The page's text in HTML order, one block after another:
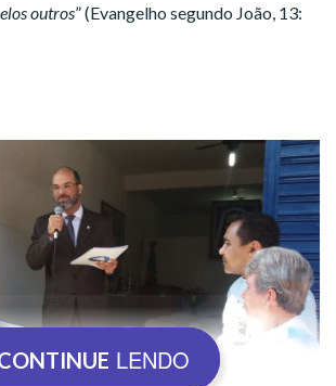
outros” (Evangelho segundo João, 13:
LENDO